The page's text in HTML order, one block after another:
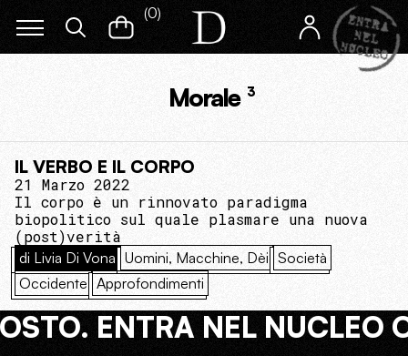
(0)
Morale 3
IL VERBO E IL CORPO
21 Marzo 2022
Il corpo è un rinnovato paradigma
biopolitico sul quale plasmare una nuova
(post)verità
di Livia Di Vona Uomini, Macchine, Dèi Società
Occidente Approfondimenti
ENTRA NEL NUCLEO